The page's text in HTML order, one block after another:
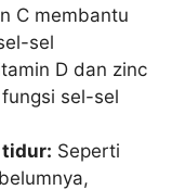
C membantu
sel
D dan zinc
sel-sel
Seperti